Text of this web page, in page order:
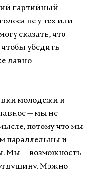
партийный
не у тех или
сказать, что
убедить
давно
молодежи и
— мы не
потому что мы
параллельны и
Мы — возможность
Можно